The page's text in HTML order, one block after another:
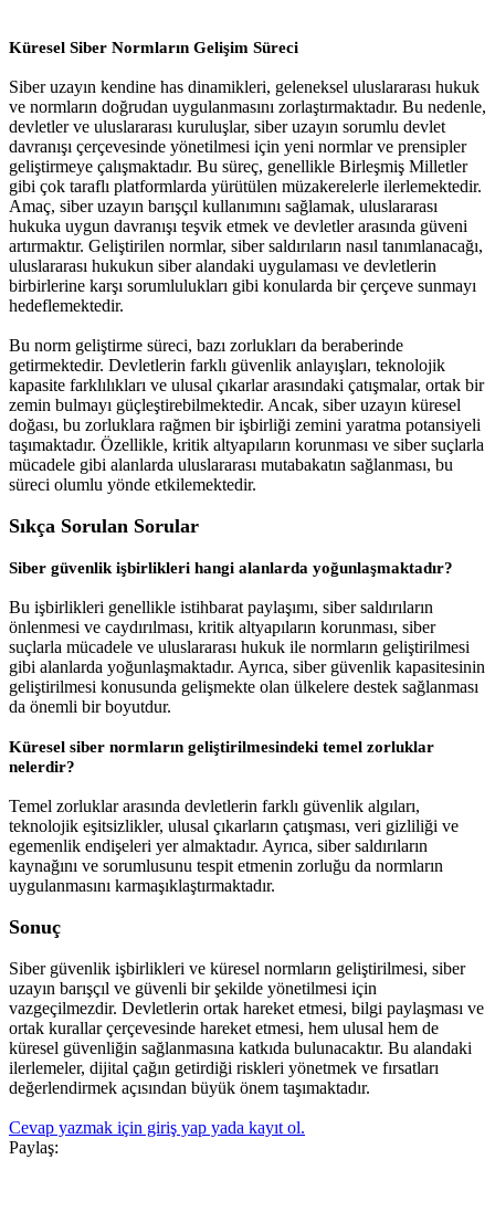
Küresel Siber Normların Gelişim Süreci
Siber uzayın kendine has dinamikleri, geleneksel uluslararası hukuk
ve normların doğrudan uygulanmasını zorlaştırmaktadır. Bu nedenle,
devletler ve uluslararası kuruluşlar, siber uzayın sorumlu devlet
davranışı çerçevesinde yönetilmesi için yeni normlar ve prensipler
geliştirmeye çalışmaktadır. Bu süreç, genellikle Birleşmiş Milletler
gibi çok taraflı platformlarda yürütülen müzakerelerle ilerlemektedir.
Amaç, siber uzayın barışçıl kullanımını sağlamak, uluslararası
hukuka uygun davranışı teşvik etmek ve devletler arasında güveni
artırmaktır. Geliştirilen normlar, siber saldırıların nasıl tanımlanacağı,
uluslararası hukukun siber alandaki uygulaması ve devletlerin
birbirlerine karşı sorumlulukları gibi konularda bir çerçeve sunmayı
hedeflemektedir.
Bu norm geliştirme süreci, bazı zorlukları da beraberinde
getirmektedir. Devletlerin farklı güvenlik anlayışları, teknolojik
kapasite farklılıkları ve ulusal çıkarlar arasındaki çatışmalar, ortak bir
zemin bulmayı güçleştirebilmektedir. Ancak, siber uzayın küresel
doğası, bu zorluklara rağmen bir işbirliği zemini yaratma potansiyeli
taşımaktadır. Özellikle, kritik altyapıların korunması ve siber suçlarla
mücadele gibi alanlarda uluslararası mutabakatın sağlanması, bu
süreci olumlu yönde etkilemektedir.
Sıkça Sorulan Sorular
Siber güvenlik işbirlikleri hangi alanlarda yoğunlaşmaktadır?
Bu işbirlikleri genellikle istihbarat paylaşımı, siber saldırıların
önlenmesi ve caydırılması, kritik altyapıların korunması, siber
suçlarla mücadele ve uluslararası hukuk ile normların geliştirilmesi
gibi alanlarda yoğunlaşmaktadır. Ayrıca, siber güvenlik kapasitesinin
geliştirilmesi konusunda gelişmekte olan ülkelere destek sağlanması
da önemli bir boyutdur.
Küresel siber normların geliştirilmesindeki temel zorluklar
nelerdir?
Temel zorluklar arasında devletlerin farklı güvenlik algıları,
teknolojik eşitsizlikler, ulusal çıkarların çatışması, veri gizliliği ve
egemenlik endişeleri yer almaktadır. Ayrıca, siber saldırıların
kaynağını ve sorumlusunu tespit etmenin zorluğu da normların
uygulanmasını karmaşıklaştırmaktadır.
Sonuç
Siber güvenlik işbirlikleri ve küresel normların geliştirilmesi, siber
uzayın barışçıl ve güvenli bir şekilde yönetilmesi için
vazgeçilmezdir. Devletlerin ortak hareket etmesi, bilgi paylaşması ve
ortak kurallar çerçevesinde hareket etmesi, hem ulusal hem de
küresel güvenliğin sağlanmasına katkıda bulunacaktır. Bu alandaki
ilerlemeler, dijital çağın getirdiği riskleri yönetmek ve fırsatları
değerlendirmek açısından büyük önem taşımaktadır.
Cevap yazmak için giriş yap yada kayıt ol.
Paylaş: